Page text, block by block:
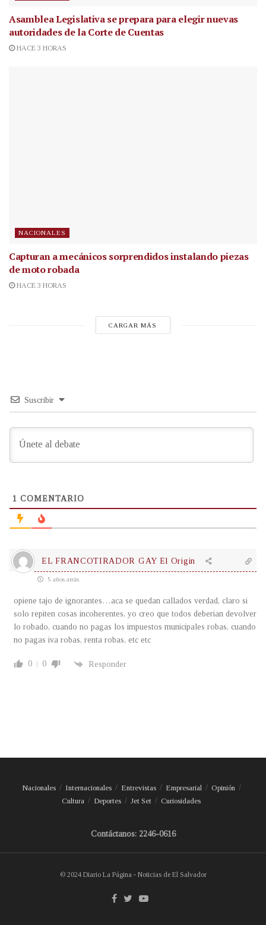
Asamblea Legislativa se prepara para elegir nuevas
autoridades de la Corte de Cuentas
HACE 3 HORAS
NACIONALES
Capturan a mecánicos sorprendidos instalando piezas
de moto robada
HACE 3 HORAS
CARGAR MÁS
Suscribir
1 COMENTARIO
EL FRANCOTIRADOR GAY El Origin
5 años atrás
opiene tajo de ignorantes…aca se quedan callados verdad, claro si
solo repiten cosas incoherentes, yo creo que todos deberian devolver
lo robado, cuando no pagas los impuestos municipales robas, cuando
no pagas iva robas, renta robas, etc etc
0 0 Responder
Nacionales Internacionales Entrevistas Empresarial
Opinión
Cultura
Deportes Jet Set Curiosidades
Contáctanos: 2246-0616
© 2024 Diario La Página - Noticias de El Salvador